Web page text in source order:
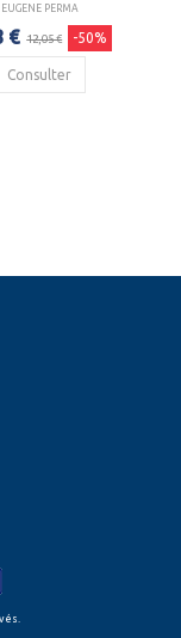
EUGENE PERMA
€ 12,05 € -50%
Consulter